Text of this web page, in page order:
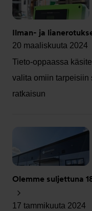
Ilman- ja
20 maaliskuuta 2024
Tieto-oppaassa
valita omiin tarpeisiin
ratkaisun
Olemme suljettuna
17 tammikuuta 2024